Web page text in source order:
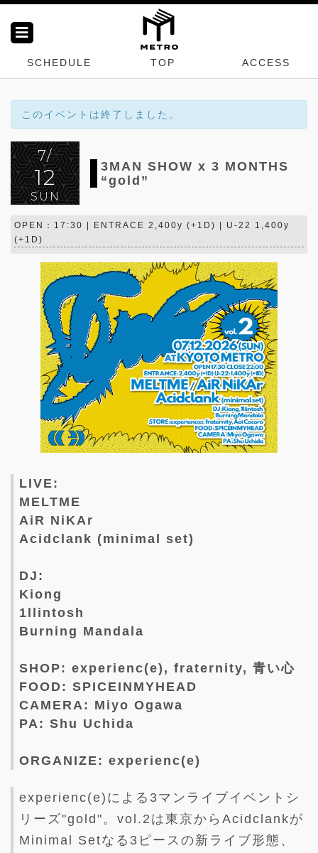
SCHEDULE TOP ACCESS
このイベントは終了しました。
7/
12
SUN
3MAN SHOW x 3 MONTHS
“gold”
OPEN：17:30 | ENTRACE 2,400y (+1D) | U-22 1,400y
(+1D)
LIVE:
MELTME
AiR NiKAr
Acidclank (minimal set)
DJ:
Kiong
1llintosh
Burning Mandala
SHOP: experienc(e), fraternity, 青い心
FOOD: SPICEINMYHEAD
CAMERA: Miyo Ogawa
PA: Shu Uchida
ORGANIZE: experienc(e)
experienc(e)による3マンライブイベントシ
リーズ"gold"。vol.2は東京からAcidclankが
Minimal Setなる3ピースの新ライブ形態、